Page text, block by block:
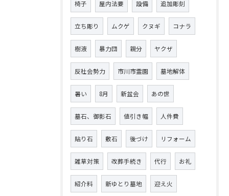
椅子 屋内法要 設備 追加彫刻
立ち彫り ムクゲ クヌギ コナラ
樹液 暴力団 親分 ヤクザ
反社会勢力 市川市霊園 墓地解体
暑い 8月 新盆会 あの世
墓石、御影石 値引き幅 人件費
貼り石 敷石 後づけ リフォーム
雑草対策 改葬手続き 代行 お礼
紹介料 新ゆとり墓地 迎え火